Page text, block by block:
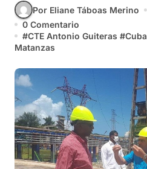
Por Eliane Táboas Merino
0 Comentario
#CTE Antonio Guiteras #Cuba
Matanzas